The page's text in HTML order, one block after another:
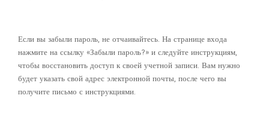
Если вы забыли пароль, не отчаивайтесь. На странице входа
нажмите на ссылку «Забыли пароль?» и следуйте инструкциям,
чтобы восстановить доступ к своей учетной записи. Вам нужно
будет указать свой адрес электронной почты, после чего вы
получите письмо с инструкциями.